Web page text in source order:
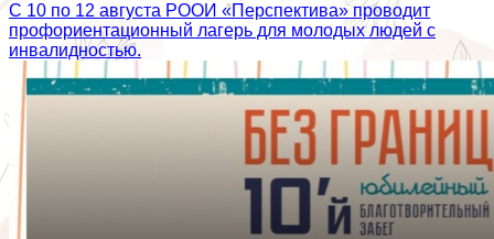
С 10 по 12 августа РООИ «Перспектива» проводит
профориентационный лагерь для молодых людей с
инвалидностью.